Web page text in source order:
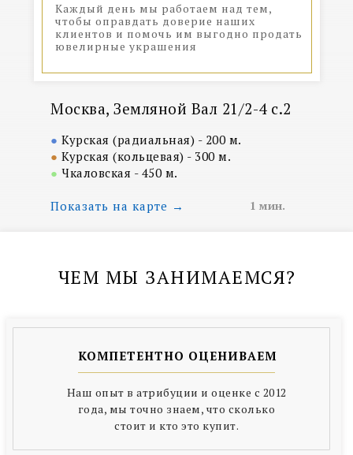
Каждый день мы работаем над тем,
чтобы оправдать доверие наших
клиентов и помочь им выгодно продать
ювелирные украшения
● Курская (радиальная) - 200 м.
● Курская (кольцевая) - 300 м.
● Чкаловская - 450 м.
Показать на карте →
Москва, Земляной Вал 21/2-4 с.2
1 мин.
ЧЕМ МЫ ЗАНИМАЕМСЯ?
Наш опыт в атрибуции и оценке с 2012
года, мы точно знаем, что сколько
стоит и кто это купит.
КОМПЕТЕНТНО ОЦЕНИВАЕМ